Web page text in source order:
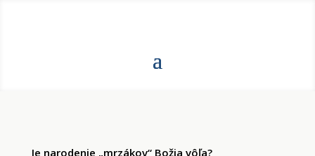
Je narodenie „mrzákov“ Božia vôľa?